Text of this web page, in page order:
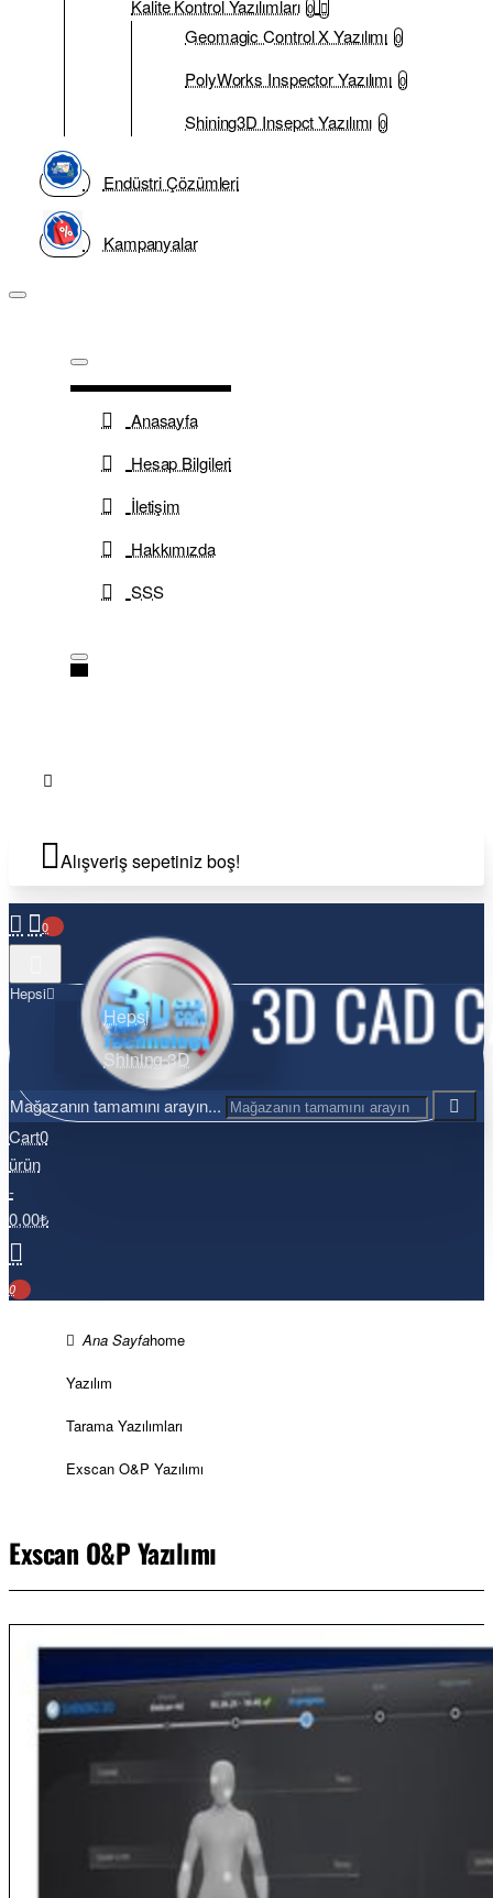
Kalite Kontrol Yazılımları 0
Geomagic Control X Yazılımı 0
PolyWorks Inspector Yazılımı 0
Shining3D Insepct Yazılımı 0
Endüstri Çözümleri
Kampanyalar
Anasayfa
Hesap Bilgileri
İletişim
Hakkımızda
SSS
Alışveriş sepetiniz boş!
0
Hepsi
Hepsi
Shining 3D
Mağazanın tamamını arayın...
Cart0
ürün
-
0,00₺
0
home
Yazılım
Tarama Yazılımları
Exscan O&P Yazılımı
Exscan O&P Yazılımı